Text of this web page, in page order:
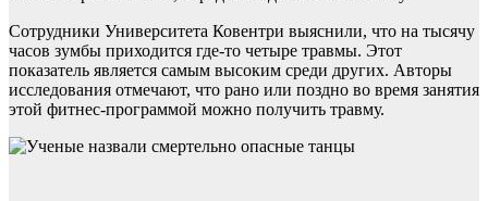
Сотрудники Университета Ковентри выяснили, что на тысячу
часов зумбы приходится где-то четыре травмы. Этот
показатель является самым высоким среди других. Авторы
исследования отмечают, что рано или поздно во время занятия
этой фитнес-программой можно получить травму.